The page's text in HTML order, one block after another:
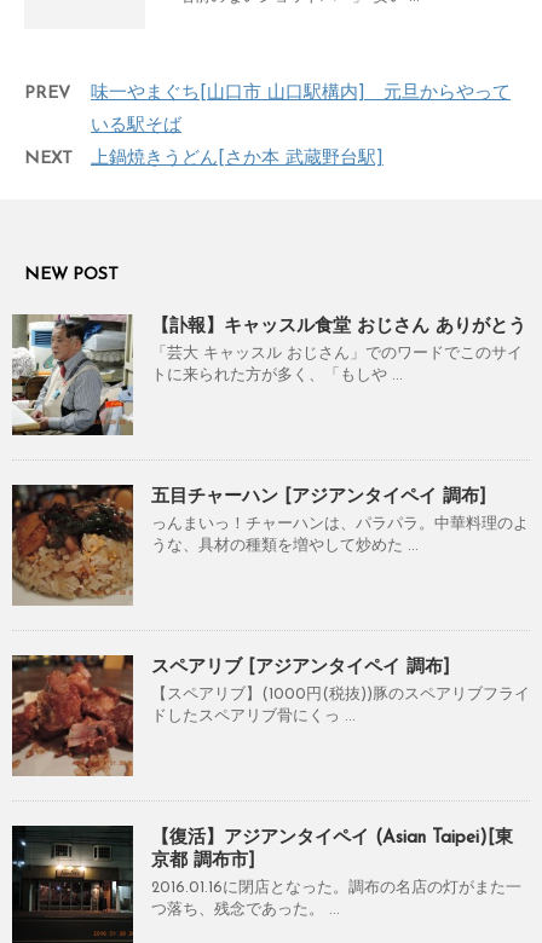
PREV
味一やまぐち[山口市 山口駅構内] 元旦からやって
いる駅そば
NEXT
上鍋焼きうどん[さか本 武蔵野台駅]
NEW POST
【訃報】キャッスル食堂 おじさん ありがとう
「芸大 キャッスル おじさん」でのワードでこのサイ
トに来られた方が多く、「もしや ...
五目チャーハン [アジアンタイペイ 調布]
っんまいっ！チャーハンは、パラパラ。中華料理のよ
うな、具材の種類を増やして炒めた ...
スペアリブ [アジアンタイペイ 調布]
【スペアリブ】(1000円(税抜))豚のスペアリブフライ
ドしたスペアリブ骨にくっ ...
【復活】アジアンタイペイ (Asian Taipei)[東
京都 調布市]
2016.01.16に閉店となった。調布の名店の灯がまた一
つ落ち、残念であった。 ...